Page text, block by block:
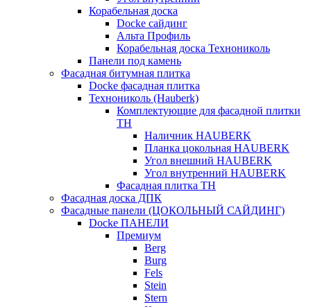
Корабельная доска
Docke сайдинг
Альта Профиль
Корабельная доска Технониколь
Панели под камень
Фасадная битумная плитка
Docke фасадная плитка
Технониколь (Hauberk)
Комплектующие для фасадной плитки
ТН
Наличник HAUBERK
Планка цокольная HAUBERK
Угол внешний HAUBERK
Угол внутренний HAUBERK
Фасадная плитка ТН
Фасадная доска ДПК
Фасадные панели (ЦОКОЛЬНЫЙ САЙДИНГ)
Docke ПАНЕЛИ
Премиум
Berg
Burg
Fels
Stein
Stern